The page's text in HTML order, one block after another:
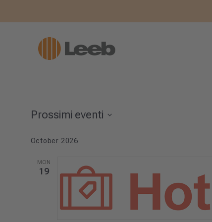
Prossimi eventi
la
data.
October 2026
MON
19